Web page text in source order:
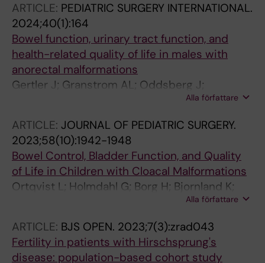
ARTICLE: PEDIATRIC SURGERY INTERNATIONAL.
2024;40(1):164
Bowel function, urinary tract function, and
health-related quality of life in males with
anorectal malformations
Gertler J; Granstrom AL; Oddsberg J;
Gunnarsdottir A; Svenningsson A; Wester T;
Alla författare
ARTICLE: JOURNAL OF PEDIATRIC SURGERY.
2023;58(10):1942-1948
Bowel Control, Bladder Function, and Quality
of Life in Children with Cloacal Malformations
Ortqvist L; Holmdahl G; Borg H; Bjornland K;
Lilja H; Stenstrom P; Qvist N; Hagen TS;
Pakarinen M; Wester T; Rintala R
Alla författare
ARTICLE: BJS OPEN. 2023;7(3):zrad043
Fertility in patients with Hirschsprung's
disease: population-based cohort study